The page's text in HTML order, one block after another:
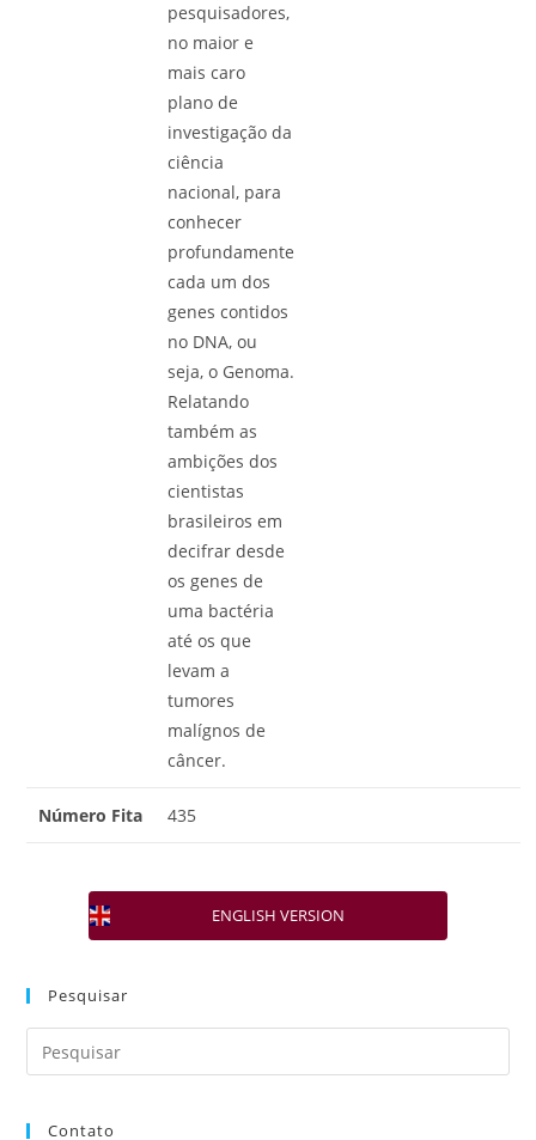
pesquisadores,
no maior e
mais caro
plano de
investigação da
ciência
nacional, para
conhecer
profundamente
cada um dos
genes contidos
no DNA, ou
seja, o Genoma.
Relatando
também as
ambições dos
cientistas
brasileiros em
decifrar desde
os genes de
uma bactéria
até os que
levam a
tumores
malígnos de
câncer.
Número Fita 435
ENGLISH VERSION
Pesquisar
Contato